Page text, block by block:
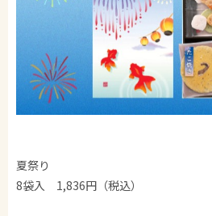
夏祭り
8袋入 1,836円（税込）